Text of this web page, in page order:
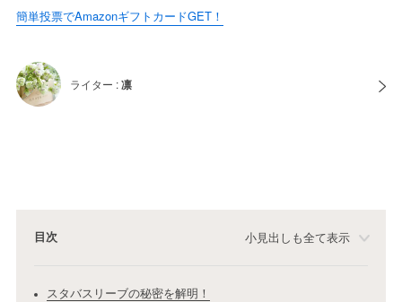
簡単投票でAmazonギフトカードGET！
ライター :凛
目次 小見出しも全て表示
スタバスリーブの秘密を解明！